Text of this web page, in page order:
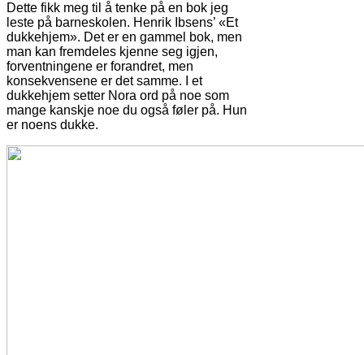
Dette fikk meg til å tenke på en bok jeg
leste på barneskolen. Henrik Ibsens’ «Et
dukkehjem». Det er en gammel bok, men
man kan fremdeles kjenne seg igjen,
forventningene er forandret, men
konsekvensene er det samme. I et
dukkehjem setter Nora ord på noe som
mange kanskje noe du også føler på. Hun
er noens dukke.